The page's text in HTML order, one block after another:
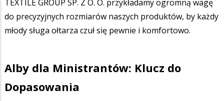
TEXTILE GROUP SP. Z O. O. przykładamy ogromną wagę
do precyzyjnych rozmiarów naszych produktów, by każdy
młody sługa ołtarza czuł się pewnie i komfortowo.
Alby dla Ministrantów: Klucz do
Dopasowania